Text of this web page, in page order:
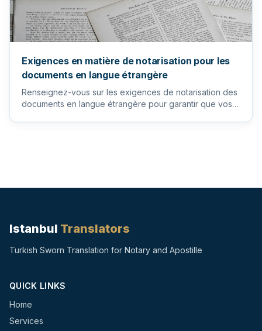
Exigences en matière de notarisation pour les
documents en langue étrangère
Renseignez-vous sur les exigences de notarisation des
documents en langue étrangère pour garantir que vos
Istanbul Translators
Turkish Sworn Translation for Notary and Apostille
QUICK LINKS
Home
Services